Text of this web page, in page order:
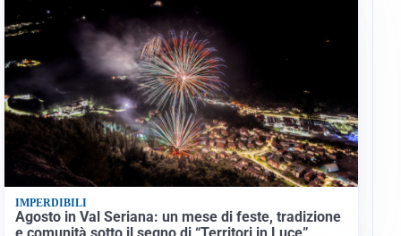
IMPERDIBILI
Agosto in Val Seriana: un mese di feste, tradizione
e comunità sotto il segno di “Territori in Luce”